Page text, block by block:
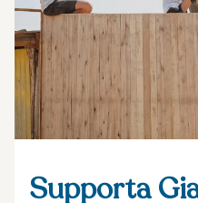
Supporta